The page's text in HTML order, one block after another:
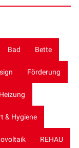
Bad Bette
Förderung
Heizung
& Hygiene
REHAU